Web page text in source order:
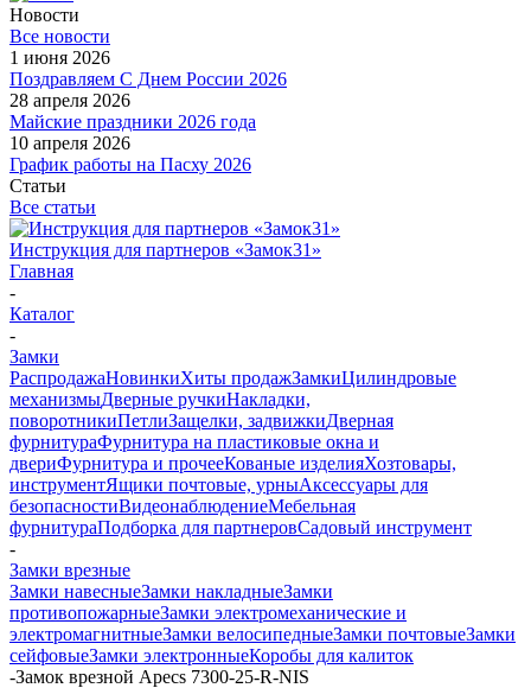
Новости
Все новости
1 июня 2026
Поздравляем С Днем России 2026
28 апреля 2026
Майские праздники 2026 года
10 апреля 2026
График работы на Пасху 2026
Статьи
Все статьи
Инструкция для партнеров «Замок31»
Главная
-
Каталог
-
Замки
РаспродажаНовинкиХиты продажЗамкиЦилиндровые
механизмыДверные ручкиНакладки,
поворотникиПетлиЗащелки, задвижкиДверная
фурнитураФурнитура на пластиковые окна и
двериФурнитура и прочееКованые изделияХозтовары,
инструментЯщики почтовые, урныАксессуары для
безопасностиВидеонаблюдениеМебельная
фурнитураПодборка для партнеровСадовый инструмент
-
Замки врезные
Замки навесныеЗамки накладныеЗамки
противопожарныеЗамки электромеханические и
электромагнитныеЗамки велосипедныеЗамки почтовыеЗамки
сейфовыеЗамки электронныеКоробы для калиток
-Замок врезной Apecs 7300-25-R-NIS